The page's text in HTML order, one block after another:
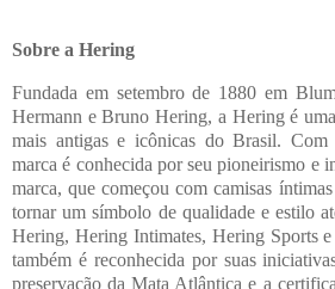
Sobre a Hering
Fundada em setembro de 1880 em
Hermann e Bruno Hering, a Hering é
mais antigas e icônicas do Brasil.
marca é conhecida por seu pioneirismo e
marca, que começou com camisas
tornar um símbolo de qualidade e estilo
Hering, Hering Intimates, Hering Sports
também é reconhecida por suas
preservação da Mata Atlântica e a